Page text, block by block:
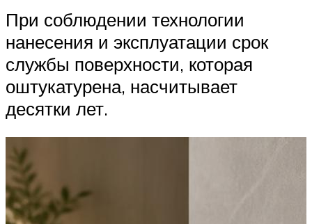
При соблюдении технологии
нанесения и эксплуатации срок
службы поверхности, которая
оштукатурена, насчитывает
десятки лет.